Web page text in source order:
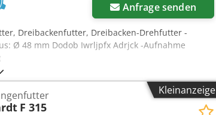
Anfrage senden
Dreibackenfutter, Dreibacken-Drehfutter -
Ø 48 mm Dodob Iwrljpfx Adrjck -Aufnahme
Kleinanzeige
F 315